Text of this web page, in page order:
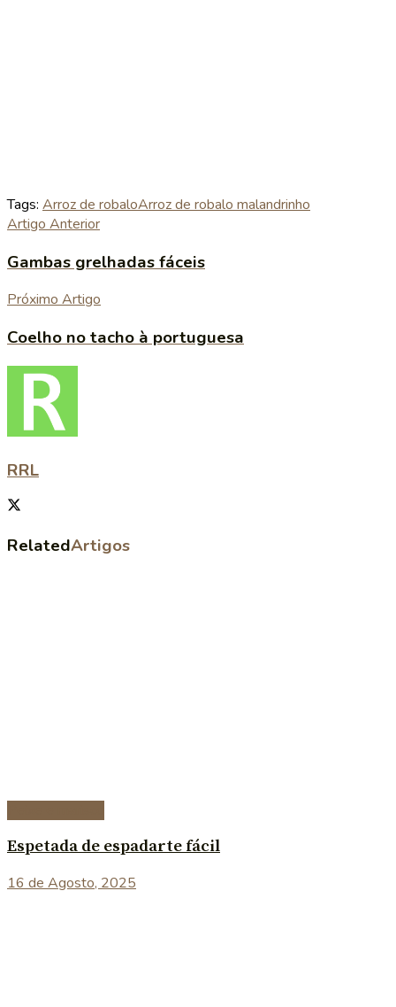
Tags: Arroz de robaloArroz de robalo malandrinho
Artigo Anterior
Gambas grelhadas fáceis
Próximo Artigo
Coelho no tacho à portuguesa
RRL
RelatedArtigos
Espetada de espadarte fácil
16 de Agosto, 2025